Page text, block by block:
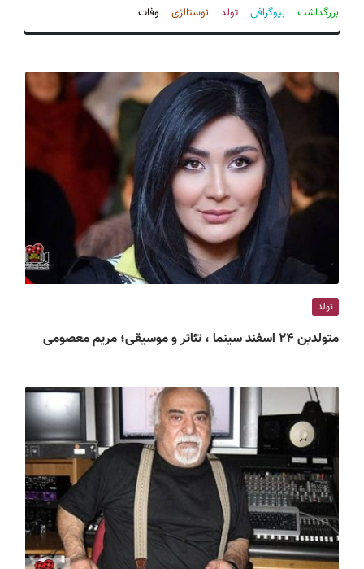
ف
ی
ی
ر
ن
بزرگداشت بیوگرافی تولد نوستالژی وفات
تولد
متولدین ۲۴ اسفند سینما ، تئاتر و موسیقی؛ مریم معصومی